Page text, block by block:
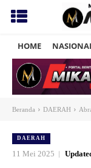
HOME
Beranda DAERAH
DAERAH
11 Mei 2025